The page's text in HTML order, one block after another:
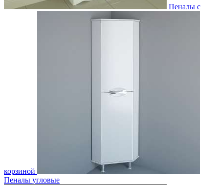
Пеналы с
корзиной
Пеналы угловые